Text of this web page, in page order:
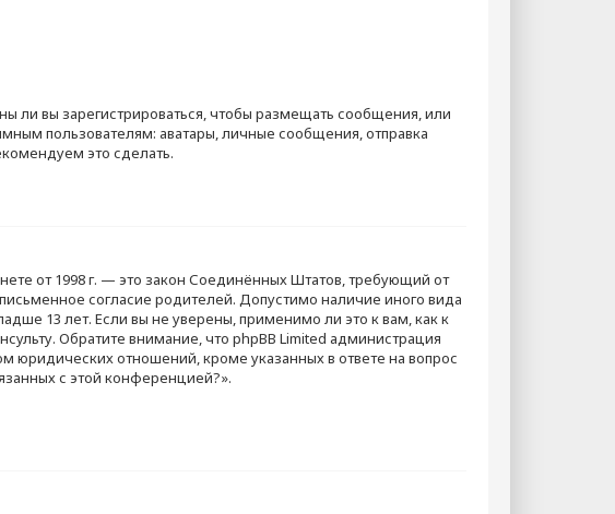
ли вы зарегистрироваться, чтобы размещать сообщения, или
пользователям: аватары, личные сообщения, отправка
это сделать.
от 1998 г. — это закон Соединённых Штатов, требующий от
согласие родителей. Допустимо наличие иного вида
13 лет. Если вы не уверены, применимо ли это к вам, как к
Обратите внимание, что phpBB Limited администрация
отношений, кроме указанных в ответе на вопрос
с этой конференцией?».